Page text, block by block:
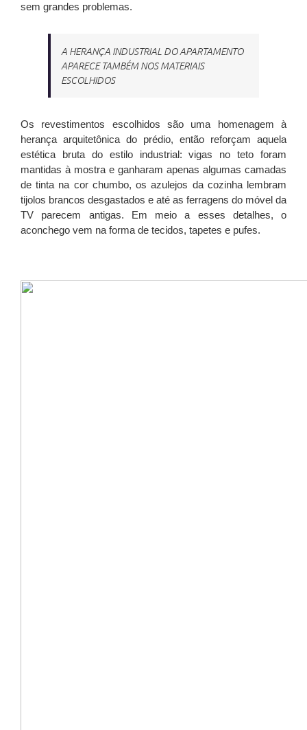
sem grandes problemas.
A HERANÇA INDUSTRIAL DO APARTAMENTO
APARECE TAMBÉM NOS MATERIAIS
ESCOLHIDOS
Os revestimentos escolhidos são uma homenagem à
herança arquitetônica do prédio, então reforçam aquela
estética bruta do estilo industrial: vigas no teto foram
mantidas à mostra e ganharam apenas algumas camadas
de tinta na cor chumbo, os azulejos da cozinha lembram
tijolos brancos desgastados e até as ferragens do móvel da
TV parecem antigas. Em meio a esses detalhes, o
aconchego vem na forma de tecidos, tapetes e pufes.